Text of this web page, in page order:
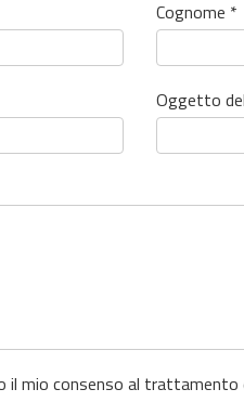
Cognome *
Oggetto
il mio consenso al trattamento